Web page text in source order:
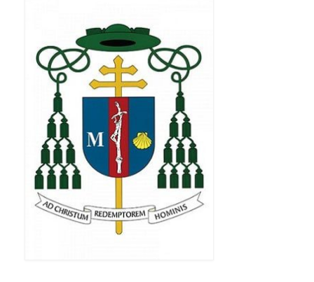
Pielęgnacja drzew
Nasza parafia z lotu ptaka
Stare fotografie
Galerie 2018
Pasterka 2018
Remont kościoła
100 lecie Niepodległości
Bal Wszystkich Świętych 2018